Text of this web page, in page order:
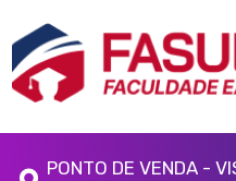
PONTO DE VENDA -